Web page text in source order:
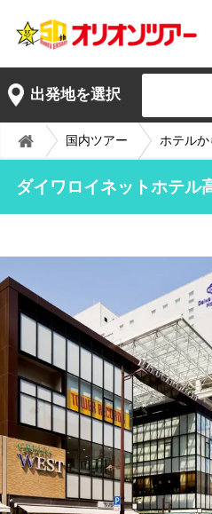
出発地を選択
国内ツアー ホテルか
ダイワロイネットホテル